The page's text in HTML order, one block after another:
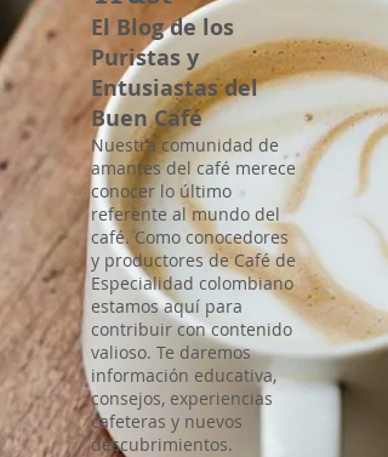
El Blog de los
Puristas y
Entusiastas del
Buen Café
Nuestra comunidad de
amantes del café merece
conocer lo último
referente al mundo del
café. Como conocedores
y productores de Café de
Especialidad colombiano
estamos aquí para
contribuir con contenido
valioso. Te daremos
información educativa,
consejos, experiencias
cafeteras y nuevos
descubrimientos.